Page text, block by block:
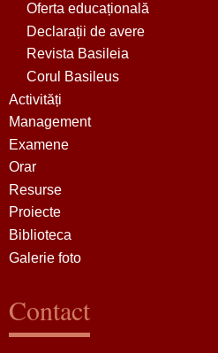
Oferta educațională
Declarații de avere
Revista Basileia
Corul Basileus
Activități
Management
Examene
Orar
Resurse
Proiecte
Biblioteca
Galerie foto
Contact